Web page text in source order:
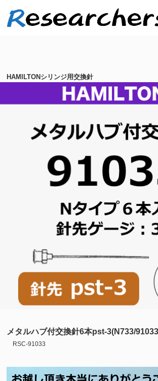
HAMILTONシリンジ用交換針
メタルハブ付交換針6本pst-3(N733/
RSC-91033